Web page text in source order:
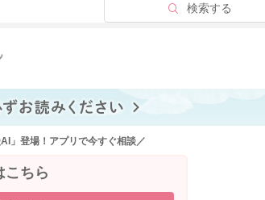
検索する
る
」登場！アプリで今すぐ相談／
こちら